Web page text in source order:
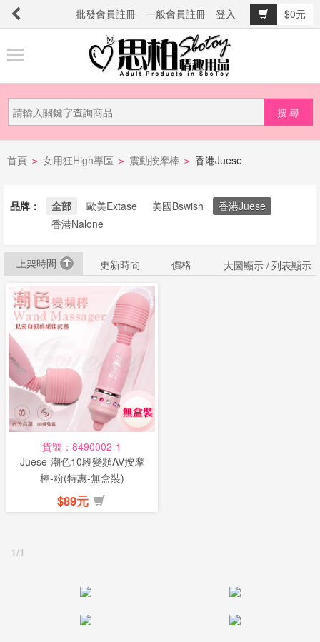
批發會員註冊 一般會員註冊 登入
$0元
品
新
品
防
騙
電
話
或
簡
訊
首頁 > 女用狂High專區 > 震動按摩棒 > 香港Juese
品牌： 全部 歐美Extase 美國Bswish
香港Juese
香港Nalone
上架時間 更新時間 價格 大圖顯示 /列表顯示
貨號：8490002-1
Juese-潮色10段變頻AV按摩
棒-粉(特惠-無盒裝)
$89元
1/1